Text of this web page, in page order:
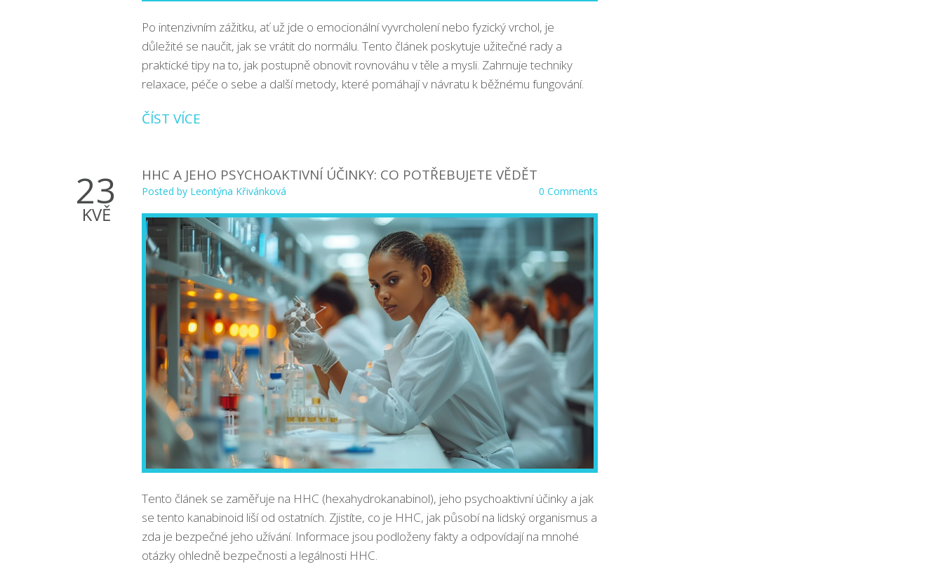
Po intenzivním zážitku, ať už jde o emocionální vyvrcholení nebo fyzický vrchol, je
důležité se naučit, jak se vrátit do normálu. Tento článek poskytuje užitečné rady a
praktické tipy na to, jak postupně obnovit rovnováhu v těle a mysli. Zahrnuje techniky
relaxace, péče o sebe a další metody, které pomáhají v návratu k běžnému fungování.
ČÍST VÍCE
23
KVĚ
HHC A JEHO PSYCHOAKTIVNÍ ÚČINKY: CO POTŘEBUJETE VĚDĚT
Posted by Leontýna Křivánková 0 Comments
Tento článek se zaměřuje na HHC (hexahydrokanabinol), jeho psychoaktivní účinky a jak
se tento kanabinoid liší od ostatních. Zjistíte, co je HHC, jak působí na lidský organismus a
zda je bezpečné jeho užívání. Informace jsou podloženy fakty a odpovídají na mnohé
otázky ohledně bezpečnosti a legálnosti HHC.